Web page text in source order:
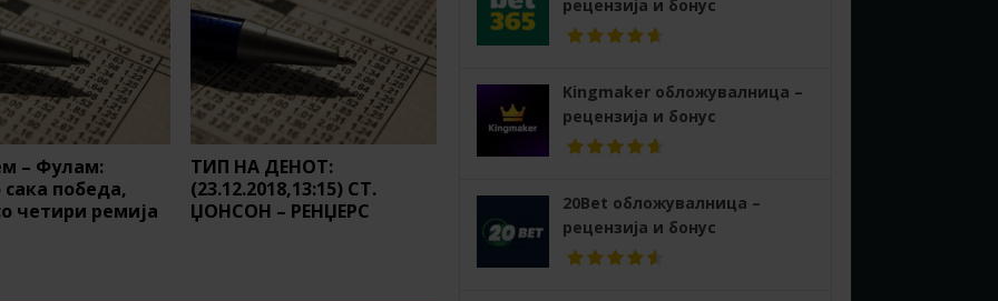
– Фулам:
победа,
четири ремија
ТИП НА ДЕНОТ:
(23.12.2018,13:15) СТ.
ЏОНСОН – РЕНЏЕРС
рецензија и бонус
Kingmaker обложувалница –
рецензија и бонус
20Bet обложувалница –
рецензија и бонус